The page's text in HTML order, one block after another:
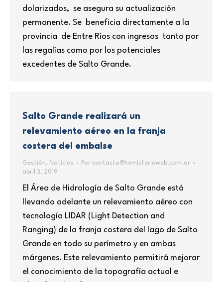
dolarizados, se asegura su actualización
permanente. Se beneficia directamente a la
provincia de Entre Ríos con ingresos tanto por
las regalías como por los potenciales
excedentes de Salto Grande.
Salto Grande realizará un
relevamiento aéreo en la franja
costera del embalse
Gestión, Noticias Por contacto@hemisferioweb.com.ar
abril 3, 2019
El Área de Hidrología de Salto Grande está
llevando adelante un relevamiento aéreo con
tecnología LIDAR (Light Detection and
Ranging) de la franja costera del lago de Salto
Grande en todo su perímetro y en ambas
márgenes. Este relevamiento permitirá mejorar
el conocimiento de la topografía actual e